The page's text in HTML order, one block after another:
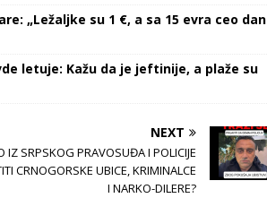
„Ležaljke su 1 €, a sa 15 evra ceo dan
letuje: Kažu da je jeftinije, a plaže su
NEXT
IZ SRPSKOG PRAVOSUĐA I POLICIJE
CRNOGORSKE UBICE, KRIMINALCE
I NARKO-DILERE?